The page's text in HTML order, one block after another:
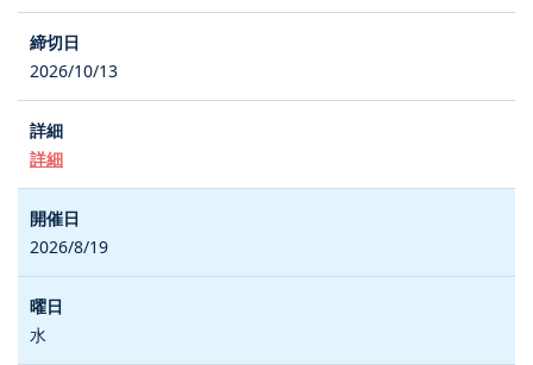
2026/10/13
詳細
2026/8/19
水